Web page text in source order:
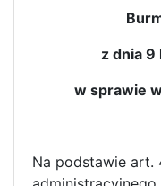
z dnia
w sprawie
Na podstawie art.